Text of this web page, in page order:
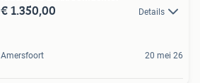
€ 1.350,00 Details
Amersfoort 20 mei 26